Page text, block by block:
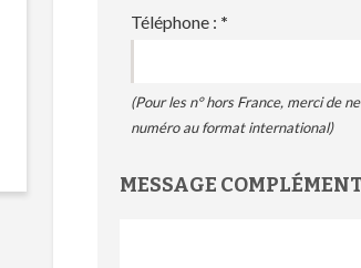
Téléphone : *
(Pour les n° hors France, merci de
numéro au format international)
MESSAGE